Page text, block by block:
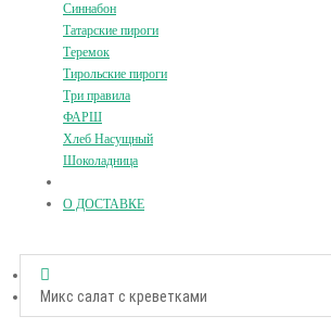
Синнабон
Татарские пироги
Теремок
Тирольские пироги
Три правила
ФАРШ
Хлеб Насущный
Шоколадница
О ДОСТАВКЕ
Микс салат с креветками